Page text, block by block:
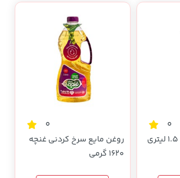
0
0
روغن مایع سرخ کردنی غنچه
1620 گرمی